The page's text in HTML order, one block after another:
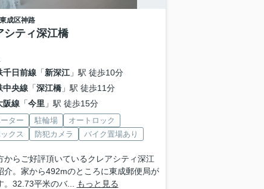
成区神路
シティ深江橋
千日前線「新深江」駅 徒歩10分
中央線「深江橋」駅 徒歩11分
阪線「今里 」駅 徒歩15分
ター 駐輪場
オートロック
クス
防犯カメラ バイク置場あり
からご好評頂いているクレアシティ深江
介。家から492mのところに東成郵便局が
。32.73平米のバ...
もっと見る